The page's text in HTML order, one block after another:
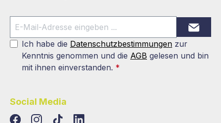
Ich habe die Datenschutzbestimmungen zur
Kenntnis genommen und die AGB gelesen und bin
mit ihnen einverstanden. *
Social Media
TikTokLinkedIn